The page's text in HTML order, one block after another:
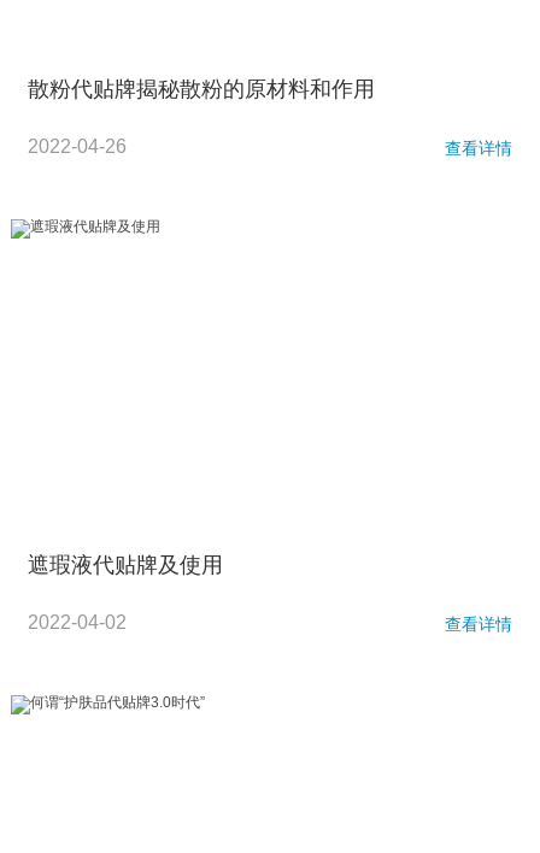
散粉代贴牌揭秘散粉的原材料和作用
2022-04-26 查看详情
遮瑕液代贴牌及使用
2022-04-02 查看详情